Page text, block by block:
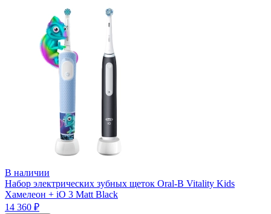
В наличии
Набор электрических зубных щеток Oral-B Vitality Kids
Хамелеон + iO 3 Matt Black
14 360 ₽